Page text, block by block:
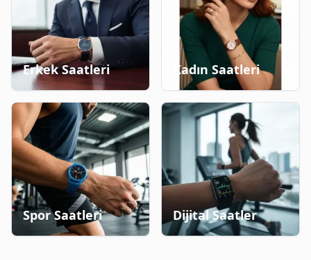
Erkek Saatleri Kadın Saatleri
Spor Saatleri Dijital Saatler